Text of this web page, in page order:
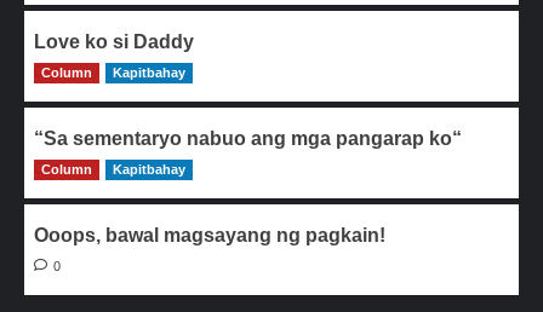
Love ko si Daddy
0
Column Kapitbahay
“Sa sementaryo nabuo ang mga pangarap ko“
0
Column Kapitbahay
Ooops, bawal magsayang ng pagkain!
0